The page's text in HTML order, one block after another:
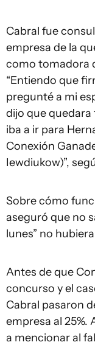
Cabral fue
empresa de la
como tomadora
“Entiendo que
pregunté a mi
dijo que
iba a ir para
Conexión
Iewdiukow)”,
Sobre cómo
aseguró que no
lunes” no
Antes de que
concurso y el
Cabral pasaron
empresa al 25%.
a mencionar al